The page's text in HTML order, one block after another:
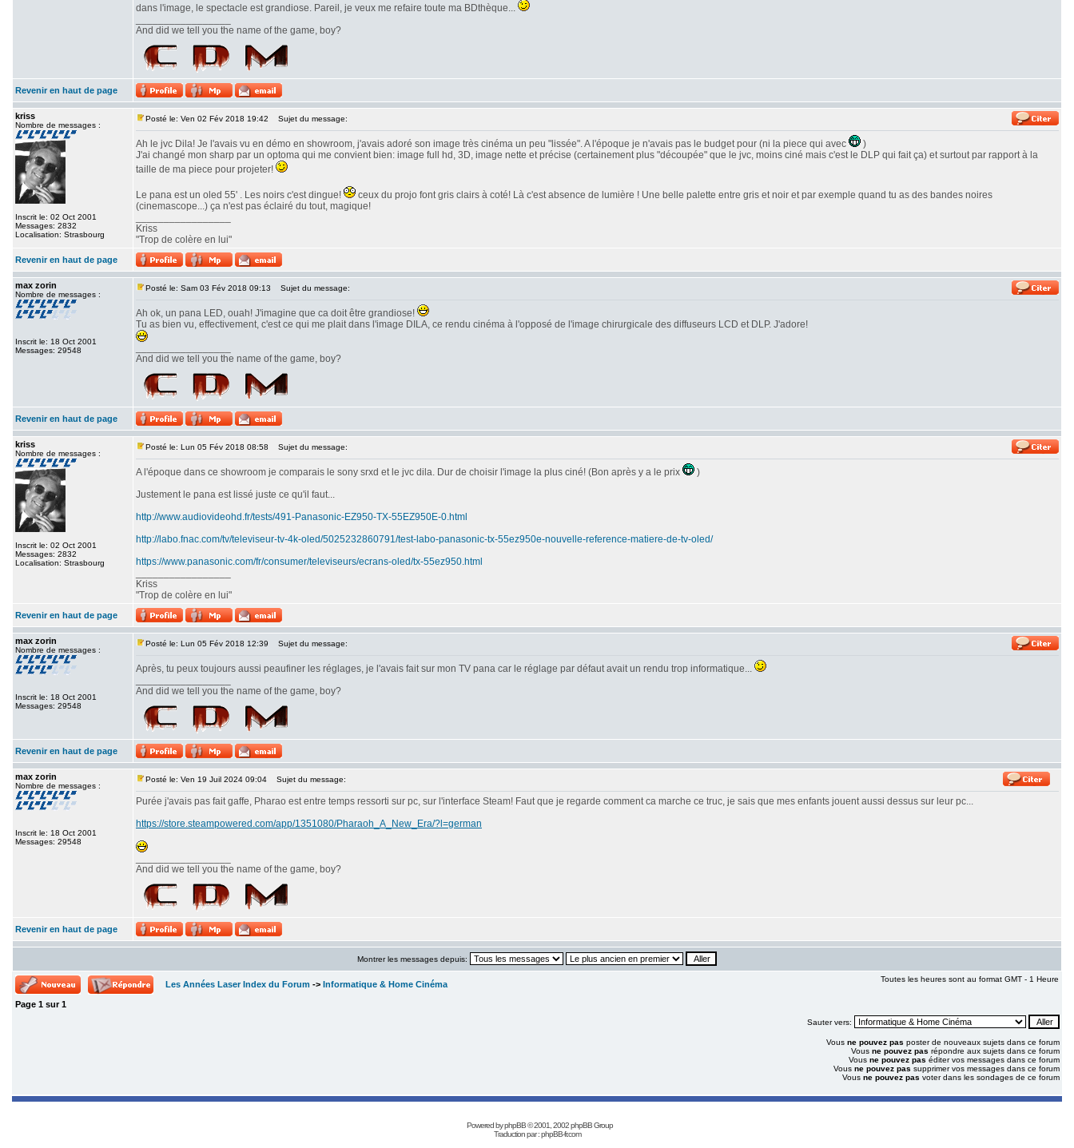
dans l'image, le spectacle est grandiose. Pareil, je veux me refaire toute ma BDthèque...
And did we tell you the name of the game, boy?
Revenir en haut de page
kriss
Nombre de messages :
Inscrit le: 02 Oct 2001
Messages: 2832
Localisation: Strasbourg
Posté le: Ven 02 Fév 2018 19:42 Sujet du message:
Ah le jvc Dila! Je l'avais vu en démo en showroom, j'avais adoré son image très cinéma un peu "lissée". A l'époque je n'avais pas le budget pour (ni la piece qui avec
)
J'ai changé mon sharp par un optoma qui me convient bien: image full hd, 3D, image nette et précise (certainement plus "découpée" que le jvc, moins ciné mais c'est le DLP qui fait ça) et surtout par rapport à la
taille de ma piece pour projeter!
Le pana est un oled 55' . Les noirs c'est dingue!
ceux du projo font gris clairs à coté! Là c'est absence de lumière ! Une belle palette entre gris et noir et par exemple quand tu as des bandes noires
(cinemascope...) ça n'est pas éclairé du tout, magique!
Kriss
"Trop de colère en lui"
Revenir en haut de page
max zorin
Nombre de messages :
Inscrit le: 18 Oct 2001
Messages: 29548
Posté le: Sam 03 Fév 2018 09:13 Sujet du message:
Ah ok, un pana LED, ouah! J'imagine que ca doit être grandiose!
Tu as bien vu, effectivement, c'est ce qui me plait dans l'image DILA, ce rendu cinéma à l'opposé de l'image chirurgicale des diffuseurs LCD et DLP. J'adore!
And did we tell you the name of the game, boy?
Revenir en haut de page
kriss
Nombre de messages :
Inscrit le: 02 Oct 2001
Messages: 2832
Localisation: Strasbourg
Posté le: Lun 05 Fév 2018 08:58 Sujet du message:
A l'époque dans ce showroom je comparais le sony srxd et le jvc dila. Dur de choisir l'image la plus ciné! (Bon après y a le prix
)
Justement le pana est lissé juste ce qu'il faut...
http://www.audiovideohd.fr/tests/491-Panasonic-EZ950-TX-55EZ950E-0.html
http://labo.fnac.com/tv/televiseur-tv-4k-oled/5025232860791/test-labo-panasonic-tx-55ez950e-nouvelle-reference-matiere-de-tv-oled/
https://www.panasonic.com/fr/consumer/televiseurs/ecrans-oled/tx-55ez950.html
Kriss
"Trop de colère en lui"
Revenir en haut de page
max zorin
Nombre de messages :
Inscrit le: 18 Oct 2001
Messages: 29548
Posté le: Lun 05 Fév 2018 12:39 Sujet du message:
Après, tu peux toujours aussi peaufiner les réglages, je l'avais fait sur mon TV pana car le réglage par défaut avait un rendu trop informatique...
And did we tell you the name of the game, boy?
Revenir en haut de page
max zorin
Nombre de messages :
Inscrit le: 18 Oct 2001
Messages: 29548
Posté le: Ven 19 Juil 2024 09:04 Sujet du message:
Purée j'avais pas fait gaffe, Pharao est entre temps ressorti sur pc, sur l'interface Steam! Faut que je regarde comment ca marche ce truc, je sais que mes enfants jouent aussi dessus sur leur pc...
https://store.steampowered.com/app/1351080/Pharaoh_A_New_Era/?l=german
And did we tell you the name of the game, boy?
Revenir en haut de page
Montrer les messages depuis:
Les Années Laser Index du Forum -> Informatique & Home Cinéma
Toutes les heures sont au format GMT - 1 Heure
Page 1 sur1
Sauter vers:
Vous ne pouvez pas poster de nouveaux sujets dans ce forum
Vous ne pouvez pas répondre aux sujets dans ce forum
Vous ne pouvez pas éditer vos messages dans ce forum
Vous ne pouvez pas supprimer vos messages dans ce forum
Vous ne pouvez pas voter dans les sondages de ce forum
Powered byphpBB© 2001, 2002 phpBB Group
Traduction par :phpBB-fr.com